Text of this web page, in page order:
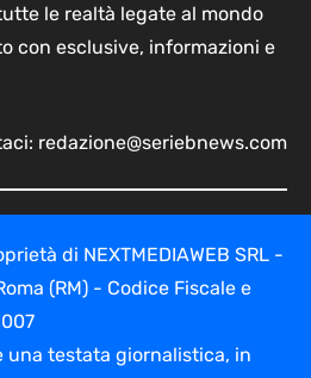
le realtà legate al mondo
con esclusive, informazioni e
redazione@seriebnews.com
di NEXTMEDIAWEB SRL -
(RM) - Codice Fiscale e
una testata giornalistica, in